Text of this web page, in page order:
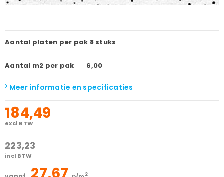
Aantal platen per pak 8 stuks
Aantal m2 per pak 6,00
Meer informatie en specificaties
184,49
excl BTW
223,23
incl BTW
27,67 2